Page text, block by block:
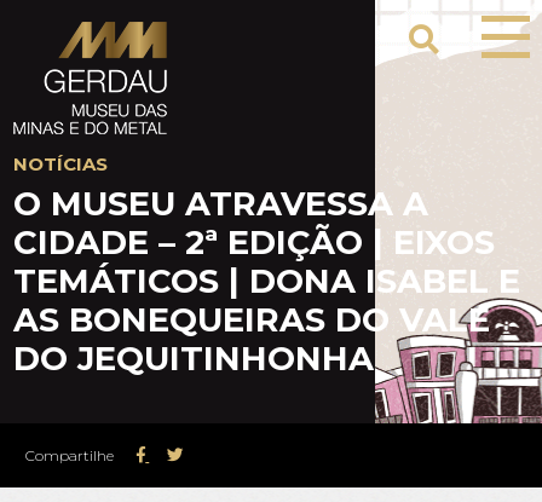
NOTÍCIAS
O MUSEU ATRAVESSA A
CIDADE – 2ª EDIÇÃO | EIXOS
TEMÁTICOS | DONA ISABEL E
AS BONEQUEIRAS DO VALE
DO JEQUITINHONHA
Compartilhe